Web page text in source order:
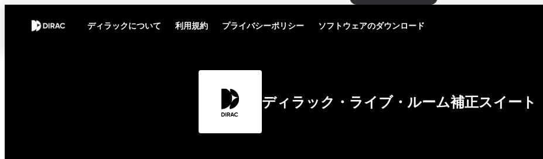
ディラックについて 利用規約 プライバシーポリシー ソフトウェアのダウンロード
ディラック・ライブ・ルーム補正スイート